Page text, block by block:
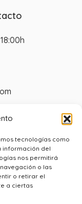
tecnologías como
información del
nos permitirá
o las
o retirar el
a ciertas